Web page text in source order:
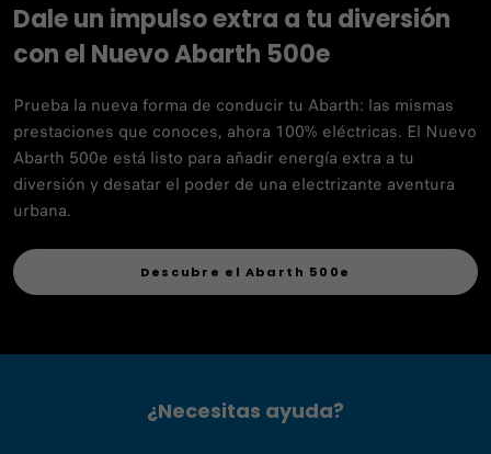
Dale un impulso extra a tu diversión
con el Nuevo Abarth 500e​
Prueba la nueva forma de conducir tu Abarth: las mismas
prestaciones que conoces, ahora 100% eléctricas. El Nuevo
Abarth 500e está listo para añadir energía extra a tu
diversión y desatar el poder de una electrizante aventura
urbana.
Descubre el Abarth 500e
¿Necesitas ayuda?